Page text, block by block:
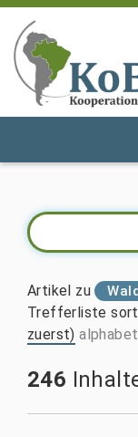
Artikel zu
Trefferliste
zuerst)
246